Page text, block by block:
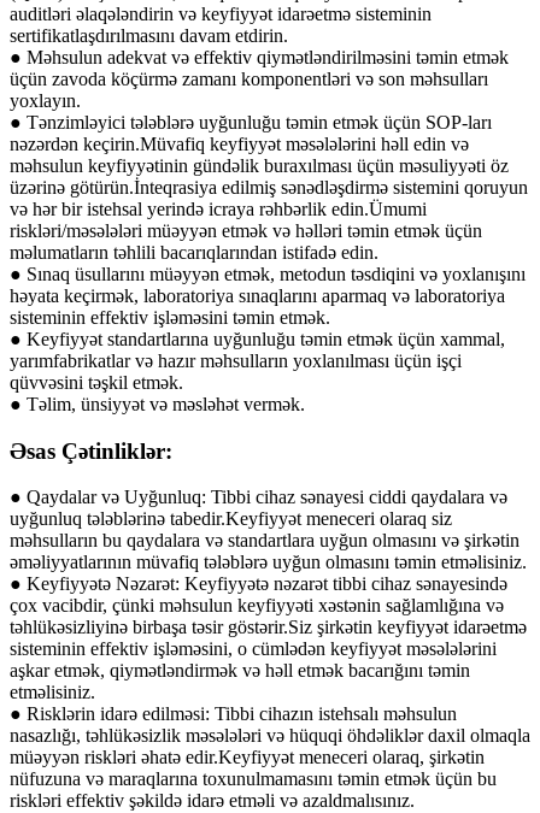
auditləri əlaqələndirin və keyfiyyət idarəetmə sisteminin
sertifikatlaşdırılmasını davam etdirin.
● Məhsulun adekvat və effektiv qiymətləndirilməsini təmin etmək
üçün zavoda köçürmə zamanı komponentləri və son məhsulları
yoxlayın.
● Tənzimləyici tələblərə uyğunluğu təmin etmək üçün SOP-ları
nəzərdən keçirin.Müvafiq keyfiyyət məsələlərini həll edin və
məhsulun keyfiyyətinin gündəlik buraxılması üçün məsuliyyəti öz
üzərinə götürün.İnteqrasiya edilmiş sənədləşdirmə sistemini qoruyun
və hər bir istehsal yerində icraya rəhbərlik edin.Ümumi
riskləri/məsələləri müəyyən etmək və həlləri təmin etmək üçün
məlumatların təhlili bacarıqlarından istifadə edin.
● Sınaq üsullarını müəyyən etmək, metodun təsdiqini və yoxlanışını
həyata keçirmək, laboratoriya sınaqlarını aparmaq və laboratoriya
sisteminin effektiv işləməsini təmin etmək.
● Keyfiyyət standartlarına uyğunluğu təmin etmək üçün xammal,
yarımfabrikatlar və hazır məhsulların yoxlanılması üçün işçi
qüvvəsini təşkil etmək.
● Təlim, ünsiyyət və məsləhət vermək.
Əsas Çətinliklər:
● Qaydalar və Uyğunluq: Tibbi cihaz sənayesi ciddi qaydalara və
uyğunluq tələblərinə tabedir.Keyfiyyət meneceri olaraq siz
məhsulların bu qaydalara və standartlara uyğun olmasını və şirkətin
əməliyyatlarının müvafiq tələblərə uyğun olmasını təmin etməlisiniz.
● Keyfiyyətə Nəzarət: Keyfiyyətə nəzarət tibbi cihaz sənayesində
çox vacibdir, çünki məhsulun keyfiyyəti xəstənin sağlamlığına və
təhlükəsizliyinə birbaşa təsir göstərir.Siz şirkətin keyfiyyət idarəetmə
sisteminin effektiv işləməsini, o cümlədən keyfiyyət məsələlərini
aşkar etmək, qiymətləndirmək və həll etmək bacarığını təmin
etməlisiniz.
● Risklərin idarə edilməsi: Tibbi cihazın istehsalı məhsulun
nasazlığı, təhlükəsizlik məsələləri və hüquqi öhdəliklər daxil olmaqla
müəyyən riskləri əhatə edir.Keyfiyyət meneceri olaraq, şirkətin
nüfuzuna və maraqlarına toxunulmamasını təmin etmək üçün bu
riskləri effektiv şəkildə idarə etməli və azaldmalısınız.